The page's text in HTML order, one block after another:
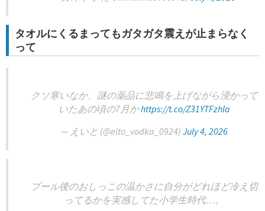
タオルにくるまってもガタガタ震えが止まらなく
って
クソ寒いなか、謎の薬品に悲鳴を上げながら浸かって
いたあの頃の7月かhttps://t.co/Z31YTFzhIa
— えいと (@eito_vodka_0924) July 4, 2026
プール後のおしっこの温かさに自分がどれほど冷え切
ってるかを実感してた小学生時代…。